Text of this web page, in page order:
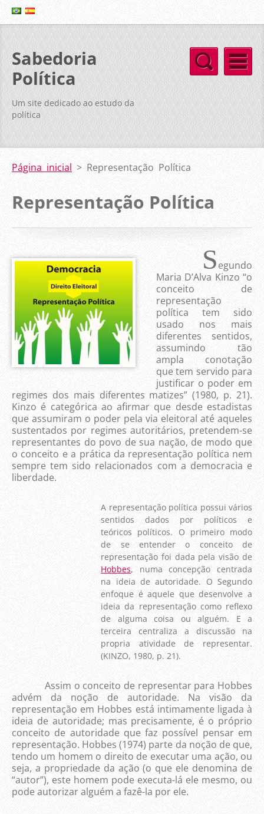
Sabedoria
Política
Um site dedicado ao estudo da
política
Página inicial > Representação Política
Representação Política
Segundo
Maria D’Alva Kinzo “o
conceito de
representação
política tem sido
usado nos mais
diferentes sentidos,
assumindo tão
ampla conotação
que tem servido para
justificar o poder em
regimes dos mais diferentes matizes” (1980, p. 21).
Kinzo é categórica ao afirmar que desde estadistas
que assumiram o poder pela via eleitoral até aqueles
sustentados por regimes autoritários, pretendem-se
representantes do povo de sua nação, de modo que
o conceito e a prática da representação política nem
sempre tem sido relacionados com a democracia e
liberdade.
A representação política possui vários
sentidos dados por políticos e
teóricos políticos. O primeiro modo
de se entender o conceito de
representação foi dada pela visão de
Hobbes, numa concepção centrada
na ideia de autoridade. O Segundo
enfoque é aquele que desenvolve a
ideia da representação como reflexo
de alguma coisa ou alguém. E a
terceira centraliza a discussão na
propria atividade de representar.
(KINZO, 1980, p. 21).
Assim o conceito de representar para Hobbes
advém da noção de autoridade. Na visão da
representação em Hobbes está intimamente ligada à
ideia de autoridade; mas precisamente, é o próprio
conceito de autoridade que faz possível pensar em
representação. Hobbes (1974) parte da noção de que,
tendo um homem o direito de executar uma ação, ou
seja, a propriedade da ação (o que ele denomina de
“autor”), este homem pode executa-lá ele mesmo, ou
pode autorizar alguém a fazê-la por ele.